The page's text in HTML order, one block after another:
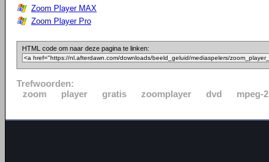
Zoom Player MAX
Zoom Player Pro
HTML code om naar deze pagina te linken:
Trefwoorden:
zoom
player gratis zoomplayer dvd mpeg-2